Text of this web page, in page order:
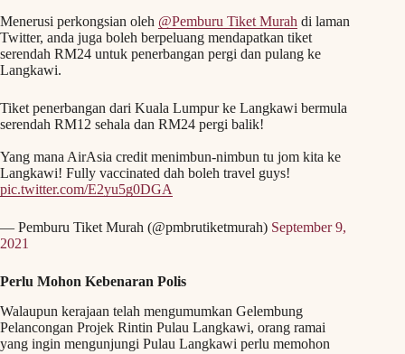
Menerusi perkongsian oleh @Pemburu Tiket Murah di laman
Twitter, anda juga boleh berpeluang mendapatkan tiket
serendah RM24 untuk penerbangan pergi dan pulang ke
Langkawi.
Tiket penerbangan dari Kuala Lumpur ke Langkawi bermula
serendah RM12 sehala dan RM24 pergi balik!
Yang mana AirAsia credit menimbun-nimbun tu jom kita ke
Langkawi! Fully vaccinated dah boleh travel guys!
pic.twitter.com/E2yu5g0DGA
— Pemburu Tiket Murah (@pmbrutiketmurah) September 9,
2021
Perlu Mohon Kebenaran Polis
Walaupun kerajaan telah mengumumkan Gelembung
Pelancongan Projek Rintin Pulau Langkawi, orang ramai
yang ingin mengunjungi Pulau Langkawi perlu memohon